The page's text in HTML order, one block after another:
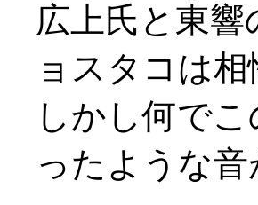
広上氏と東
ョスタコは
しかし何で
ったような